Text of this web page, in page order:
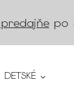
po
DETSKÉ